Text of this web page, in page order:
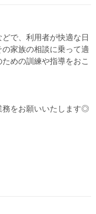
で、利用者が快適な日
家族の相談に乗って適
めの訓練や指導をおこ
をお願いいたします◎